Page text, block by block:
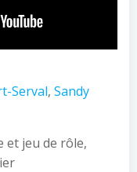
Serval, Sandy
jeu de rôle,